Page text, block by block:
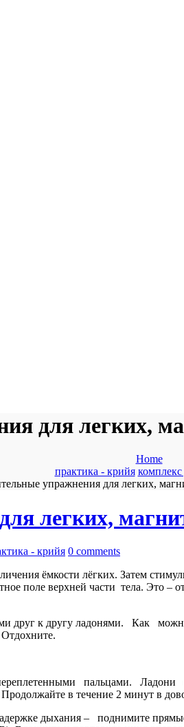
для легких,
Home
практика - крийя
упражнения для легких,
легких,
- крийя 0 comments
ёмкости лёгких. Затем
поле верхней части тела. Это
друг к другу ладонями. Как
пальцами.
в течение 2 минут в
дыхания – поднимите